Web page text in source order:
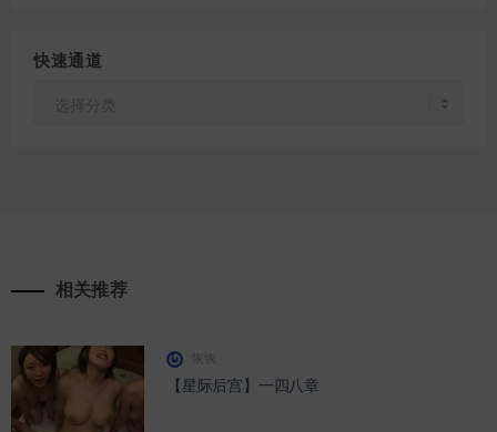
快速通道
相关推荐
【星际后宫】一四八章